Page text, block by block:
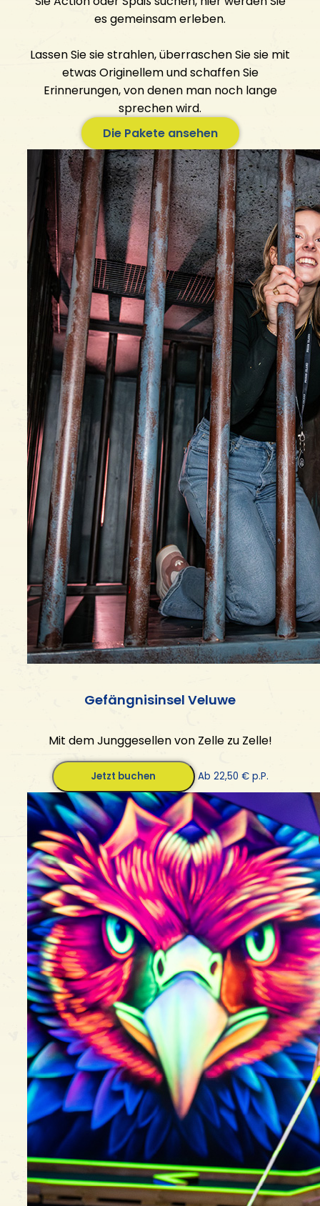
Offene Stellen
es gemeinsam erleben.
Lassen Sie sie strahlen, überraschen Sie sie mit
etwas Originellem und schaffen Sie
Erinnerungen, von denen man noch lange
sprechen wird.
Die Pakete ansehen
Gefängnisinsel Veluwe
Mit dem Junggesellen von Zelle zu Zelle!
Jetzt buchen Ab 22,50 € p.P.